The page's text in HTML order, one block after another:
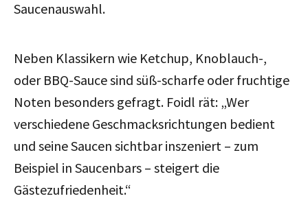
Saucenauswahl.
Neben Klassikern wie Ketchup, Knoblauch-,
oder BBQ-Sauce sind süß-scharfe oder fruchtige
Noten besonders gefragt. Foidl rät: „Wer
verschiedene Geschmacksrichtungen bedient
und seine Saucen sichtbar inszeniert – zum
Beispiel in Saucenbars – steigert die
Gästezufriedenheit.“